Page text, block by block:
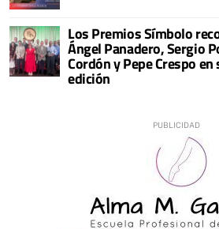
Los Premios Símbolo
Ángel Panadero, Sergio
Cordón y Pepe Crespo en
edición